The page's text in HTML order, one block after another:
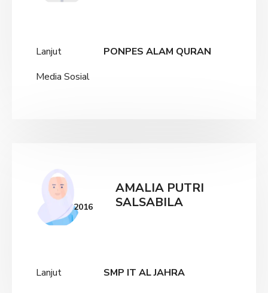
Lanjut
PONPES ALAM QURAN
Media Sosial
2016
AMALIA PUTRI
SALSABILA
Lanjut
SMP IT AL JAHRA